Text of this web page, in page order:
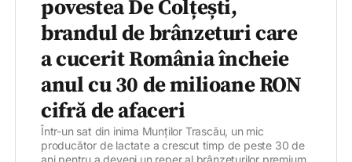
povestea De Colțești,
brandul de brânzeturi care
a cucerit România încheie
anul cu 30 de milioane RON
cifră de afaceri
Într-un sat din inima Munților Trascău, un mic
producător de lactate a crescut timp de peste 30 de